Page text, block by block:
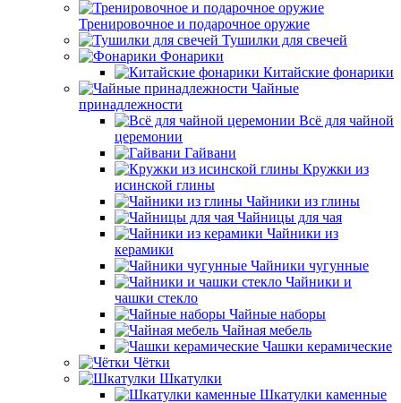
Тренировочное и подарочное оружие
Тушилки для свечей
Фонарики
Китайские фонарики
Чайные
принадлежности
Всё для чайной
церемонии
Гайвани
Кружки из
исинской глины
Чайники из глины
Чайницы для чая
Чайники из
керамики
Чайники чугунные
Чайники и
чашки стекло
Чайные наборы
Чайная мебель
Чашки керамические
Чётки
Шкатулки
Шкатулки каменные